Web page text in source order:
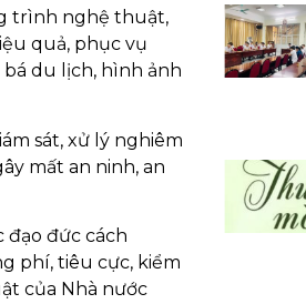
trình nghệ thuật,
quả, phục vụ
du lịch, hình ảnh
sát, xử lý nghiêm
mất an ninh, an
đạo đức cách
phí, tiêu cực, kiểm
của Nhà nước